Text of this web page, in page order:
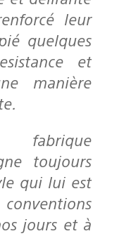
leur
quelques
et
manière
toujours
qui lui est
jours et à